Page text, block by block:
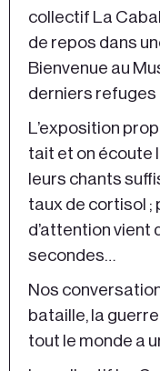
collectif La
de repos dans
Bienvenue au
derniers refuges
L’exposition
tait et on écoute
leurs chants
taux de cortisol ;
d’attention vient
secondes…
Nos
bataille, la
tout le monde a